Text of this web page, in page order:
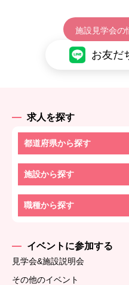
施設見学会の
お友だ
求人を探す
都道府県から探す
施設から探す
職種から探す
イベントに参加する
見学会&施設説明会
その他のイベント